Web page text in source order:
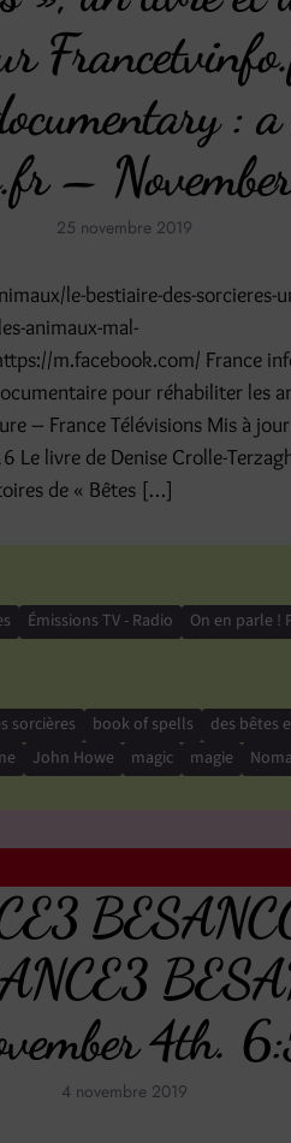
:
–
25 novembre 2019
le-bestiaire-des-sorcieres-
animaux-mal-
m.facebook.com/ France
pour réhabiliter les
– France Télévisions Mis à
livre de Denise Crolle-
de « Bêtes […]
Émissions TV - Radio On en parle !
sorcières book of spells
des bêtes
John Howe magic magie
4th.
4 novembre 2019